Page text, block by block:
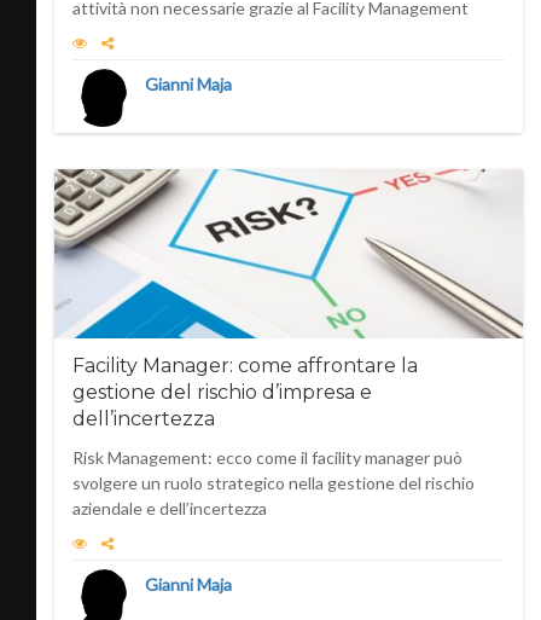
attività non necessarie grazie al Facility Management
Gianni Maja
Facility Manager: come affrontare la
gestione del rischio d’impresa e
dell’incertezza
Risk Management: ecco come il facility manager può
svolgere un ruolo strategico nella gestione del rischio
aziendale e dell’incertezza
Gianni Maja